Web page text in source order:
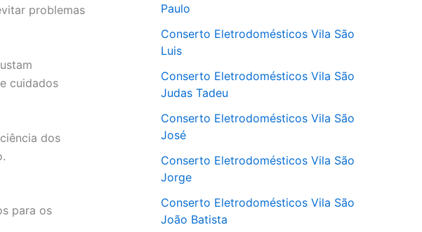
problemas
cuidados
dos
para os
Paulo
Conserto Eletrodomésticos Vila São
Luis
Conserto Eletrodomésticos Vila São
Judas Tadeu
Conserto Eletrodomésticos Vila São
José
Conserto Eletrodomésticos Vila São
Jorge
Conserto Eletrodomésticos Vila São
João Batista